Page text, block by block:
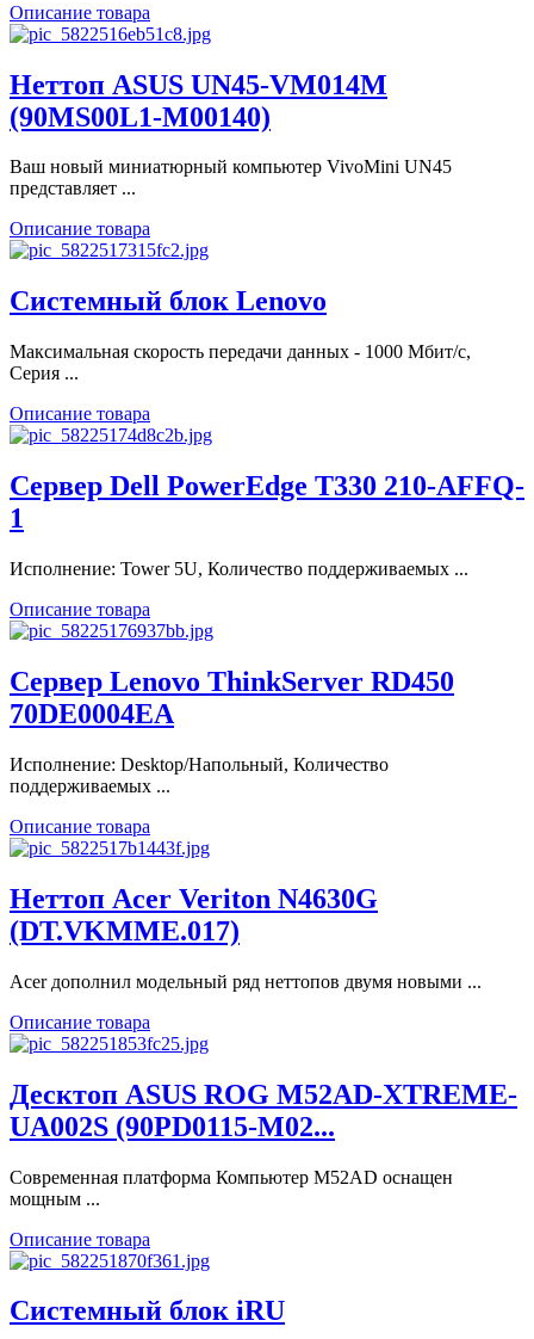
Описание товара
Неттоп ASUS UN45-VM014M
(90MS00L1-M00140)
Ваш новый миниатюрный компьютер VivoMini UN45
представляет ...
Описание товара
Системный блок Lenovo
Максимальная скорость передачи данных - 1000 Мбит/с,
Серия ...
Описание товара
Сервер Dell PowerEdge T330 210-AFFQ-
1
Исполнение: Tower 5U, Количество поддерживаемых ...
Описание товара
Сервер Lenovo ThinkServer RD450
70DE0004EA
Исполнение: Desktop/Напольный, Количество
поддерживаемых ...
Описание товара
Неттоп Acer Veriton N4630G
(DT.VKMME.017)
Acer дополнил модельный ряд неттопов двумя новыми ...
Описание товара
Десктоп ASUS ROG M52AD-XTREME-
UA002S (90PD0115-M02...
Современная платформа Компьютер M52AD оснащен
мощным ...
Описание товара
Системный блок iRU